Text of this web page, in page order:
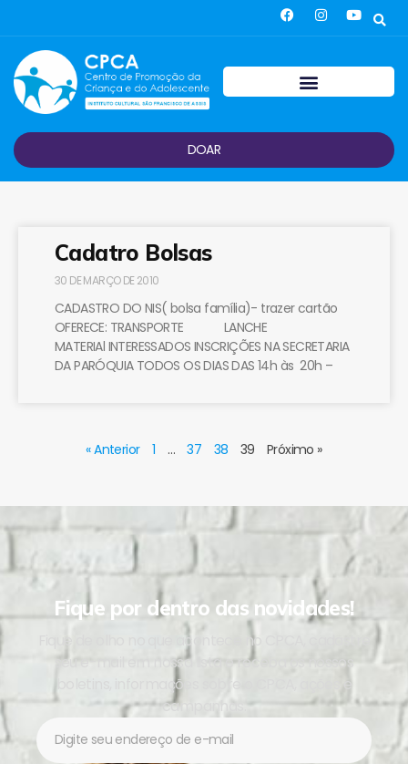
DOAR
Cadatro Bolsas
30 DE MARÇO DE 2010
CADASTRO DO NIS( bolsa família)- trazer cartão
OFERECE: TRANSPORTE LANCHE
MATERIAl INTERESSADOS INSCRIÇÕES NA SECRETARIA
DA PARÓQUIA TODOS OS DIAS DAS 14h às 20h –
« Anterior 1 … 37 38 39 Próximo »
Fique por dentro das novidades!
Fique de olho no que acontece no CPCA, cadastre
seu e-mail em nossa lista e receba os nossos
boletins, informações sobre o CPCA, ações e
campanhas.